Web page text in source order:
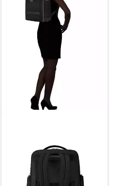
215,00 €
lieferbar - in 1-2 Werktagen bei dir